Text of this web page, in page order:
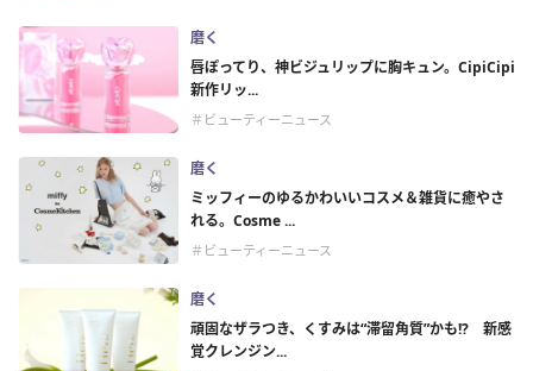
磨く
唇ぽってり、神ビジュリップに胸キュン。CipiCipi
新作リッ...
＃ビューティーニュース
磨く
ミッフィーのゆるかわいいコスメ＆雑貨に癒やさ
れる。Cosme ...
＃ビューティーニュース
磨く
頑固なザラつき、くすみは“滞留角質”かも!? 新感
覚クレンジン...